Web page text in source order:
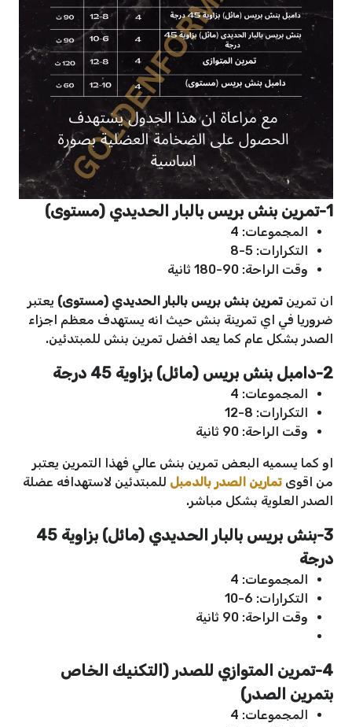
1-تمرين بنش بريس بالبار الحديدي (مستوى)
المجموعات: 4
التكرارات: 5-8
وقت الراحة: 90-180 ثانية
ان تمرين تمرين بنش بريس بالبار الحديدي (مستوى) يعتبر
ضروريا في اي تمرينة بنش حيث انه يستهدف معظم اجزاء
الصدر بشكل عام كما يعد افضل تمرين بنش للمبتدئين.
2-دامبل بنش بريس (مائل) بزاوية 45 درجة
المجموعات: 4
التكرارات: 8-12
وقت الراحة: 90 ثانية
او كما يسميه البعض تمرين بنش عالي فهذا التمرين يعتبر
من اقوى تمارين الصدر بالدمبل للمبتدئين لاستهدافه عضلة
الصدر العلوية بشكل مباشر.
3-بنش بريس بالبار الحديدي (مائل) بزاوية 45
درجة
المجموعات: 4
التكرارات: 6-10
وقت الراحة: 90 ثانية
4-تمرين المتوازي للصدر (التكنيك الخاص
بتمرين الصدر)
المجموعات: 4